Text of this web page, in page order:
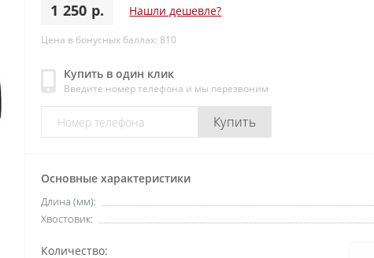
1 250 р. Нашли дешевле?
Цена в бонусных баллах: 810
Купить в один клик
Введите номер телефона и мы перезвоним
Купить
Основные характеристики
Длина (мм):
Хвостовик:
Количество: